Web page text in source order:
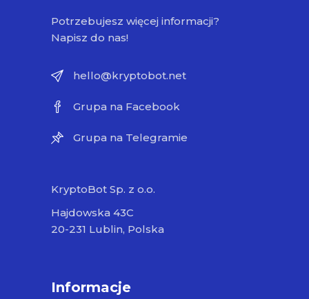
Potrzebujesz więcej informacji?
Napisz do nas!
hello@kryptobot.net
Grupa na Facebook
Grupa na Telegramie
KryptoBot Sp. z o.o.
Hajdowska 43C
20-231 Lublin, Polska
Informacje